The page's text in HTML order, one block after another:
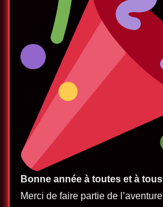
Bonne année à toutes et à
Merci de faire partie de l’aventure